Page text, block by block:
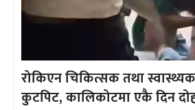
रोकिएन चिकित्सक तथा
कुटपिट, कालिकोटमा एकै दिन